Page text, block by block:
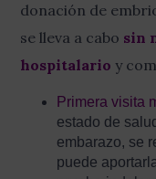
donación de
se lleva a cabo sin
hospitalario y
Primera visita
estado de
embarazo, se
puede